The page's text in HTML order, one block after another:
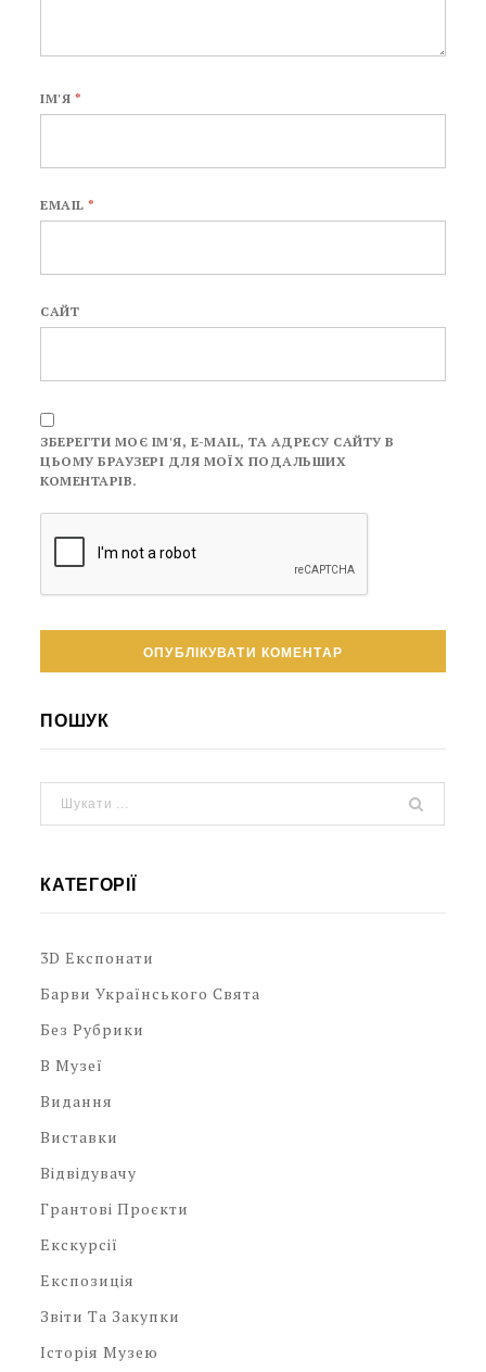
ІМ'Я *
EMAIL*
САЙТ
ЗБЕРЕГТИ МОЄ ІМ'Я, E-MAIL, ТА АДРЕСУ САЙТУ В
ЦЬОМУ БРАУЗЕРІ ДЛЯ МОЇХ ПОДАЛЬШИХ
КОМЕНТАРІВ.
ПОШУК
КАТЕГОРІЇ
3D Експонати
Барви Українського Свята
Без Рубрики
В Музеї
Видання
Виставки
Відвідувачу
Грантові Проєкти
Екскурсії
Експозиція
Звіти Та Закупки
Історія Музею